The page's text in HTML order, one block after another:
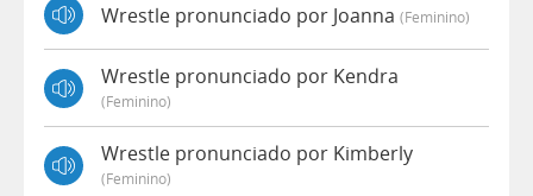
Wrestle pronunciado por Joanna (feminino)
Wrestle pronunciado por Kendra
(feminino)
Wrestle pronunciado por Kimberly
(feminino)